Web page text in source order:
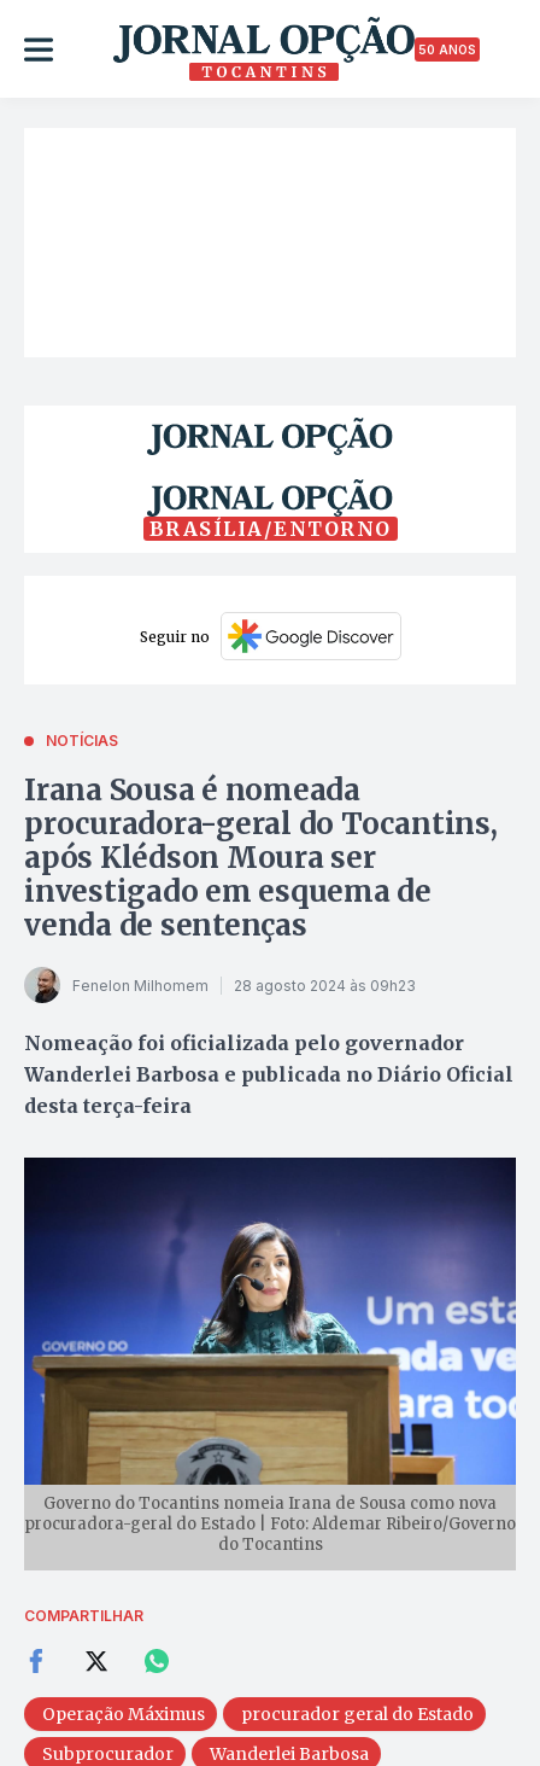
50 ANOS
BRASÍLIA/ENTORNO
Seguir no
NOTÍCIAS
Irana Sousa é nomeada
procuradora-geral do Tocantins,
após Klédson Moura ser
investigado em esquema de
venda de sentenças
Fenelon Milhomem 28 agosto 2024 às 09h23
Nomeação foi oficializada pelo governador
Wanderlei Barbosa e publicada no Diário Oficial
desta terça-feira
Governo do Tocantins nomeia Irana de Sousa como nova
procuradora-geral do Estado | Foto: Aldemar Ribeiro/Governo
do Tocantins
COMPARTILHAR
Operação Máximus
procurador geral do Estado
Subprocurador
Wanderlei Barbosa